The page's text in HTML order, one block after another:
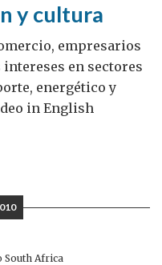
y cultura
empresarios
en sectores
energético y
in English
Africa